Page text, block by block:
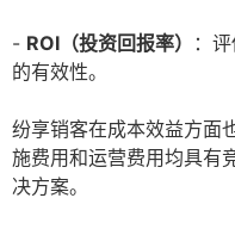
- ROI（投资回报率）
：
的有效性。
纷享销客在成本效益方面
施费用和运营费用均具有
决方案。